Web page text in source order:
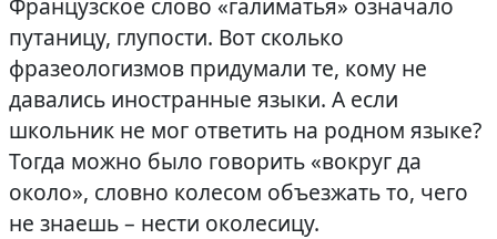
Французское слово «галиматья» означало
путаницу, глупости. Вот сколько
фразеологизмов придумали те, кому не
давались иностранные языки. А если
школьник не мог ответить на родном языке?
Тогда можно было говорить «вокруг да
около», словно колесом объезжать то, чего
не знаешь – нести околесицу.